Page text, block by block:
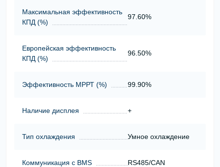
Максимальная эффективность
КПД (%)
97.60%
Европейская эффективность
КПД (%)
96.50%
Эффективность МРРТ (%) 99.90%
Наличие дисплея +
Тип охлаждения Умное охлаждение
Коммуникация с BMS RS485/CAN